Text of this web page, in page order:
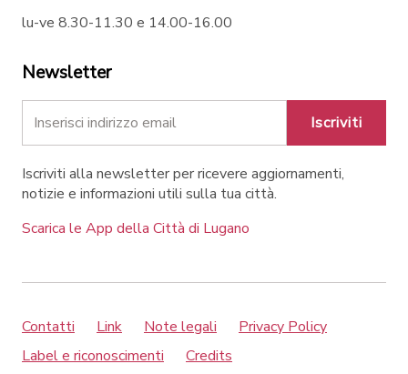
lu-ve 8.30-11.30 e 14.00-16.00
Newsletter
Iscriviti
Iscriviti alla newsletter per ricevere aggiornamenti,
notizie e informazioni utili sulla tua città.
Scarica le App della Città di Lugano
Contatti Link Note legali
Privacy Policy
Label e riconoscimenti
Credits